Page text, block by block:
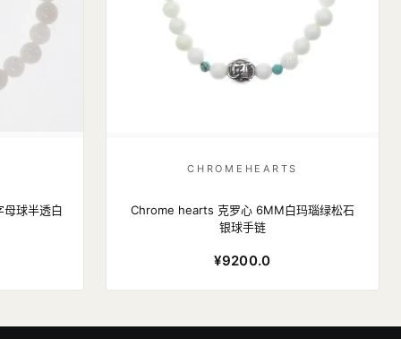
球半透白
CHROMEHEARTS
Chrome hearts 克罗心 6MM白玛瑙绿松石
银球手链
¥9200.0